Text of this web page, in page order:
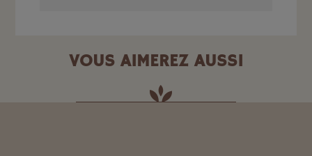
VOUS AIMEREZ AUSSI